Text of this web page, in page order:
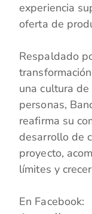
experiencia
oferta de
Respaldado
una cultura
personas,
reafirma su
desarrollo de
proyecto,
límites y
En Facebook: